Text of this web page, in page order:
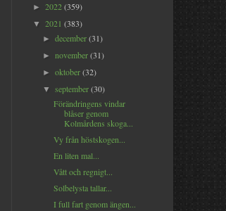
► 2022(359)
▼ 2021 (383)
►december(31)
►november(31)
►oktober(32)
▼september(30)
Förändringens vindar
blåser genom
Kolmårdens skoga...
Vy från höstskogen...
En liten mal...
Vått och regnigt...
Solbelysta tallar...
I full fart genom ängen...